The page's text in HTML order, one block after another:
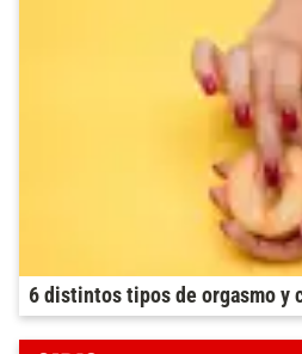
6 distintos tipos de orgasmo y